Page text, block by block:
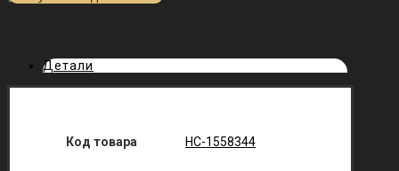
Детали
Код товара НС-1558344